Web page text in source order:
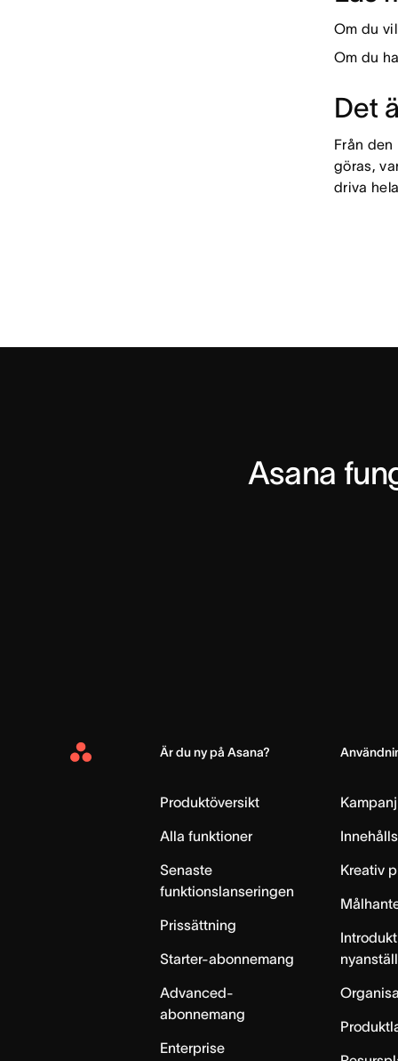
Om du
Om du
Det
Från
göras,
driva
Asana
Asana
Är du ny på Asana?
Produktöversikt
Alla funktioner
Senaste
funktionslanseringen
Prissättning
Starter-abonnemang
Advanced-
abonnemang
Enterprise
Kreativ